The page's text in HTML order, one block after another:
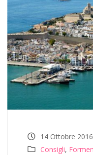
14 Ottobre 2016
Consigli,